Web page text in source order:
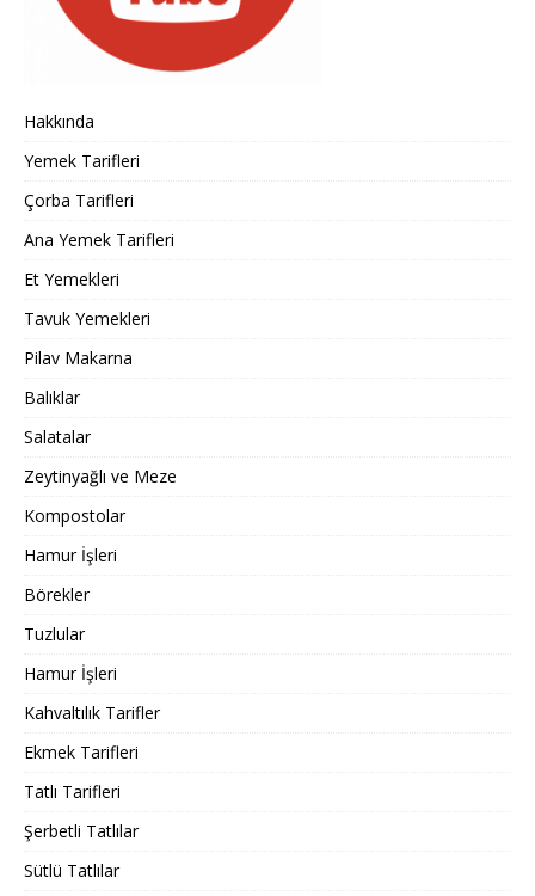
Hakkında
Yemek Tarifleri
Çorba Tarifleri
Ana Yemek Tarifleri
Et Yemekleri
Tavuk Yemekleri
Pilav Makarna
Balıklar
Salatalar
Zeytinyağlı ve Meze
Kompostolar
Hamur İşleri
Börekler
Tuzlular
Hamur İşleri
Kahvaltılık Tarifler
Ekmek Tarifleri
Tatlı Tarifleri
Şerbetli Tatlılar
Sütlü Tatlılar